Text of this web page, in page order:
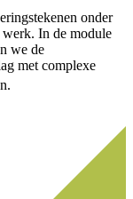
onder
werk. In de module
we de
met complexe
.